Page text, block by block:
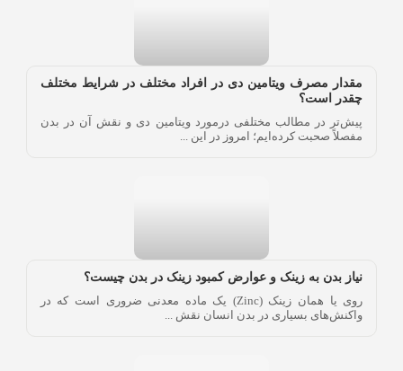
مقدار مصرف ویتامین دی در افراد مختلف در شرایط مختلف
چقدر است؟
پیش‌تر در مطالب مختلفی درمورد ویتامین دی و نقش آن در بدن
مفصلاً صحبت کرده‌ایم؛ امروز در این ...
نیاز بدن به زینک و عوارض کمبود زینک در بدن چیست؟
روی یا همان زینک (Zinc) یک ماده معدنی ضروری است که در
واکنش‌های بسیاری در بدن انسان نقش ...